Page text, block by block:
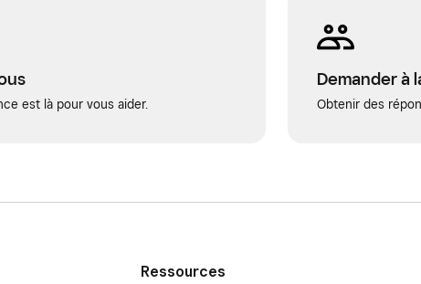
est là pour vous aider.
Demander à
Obtenir des
Ressources